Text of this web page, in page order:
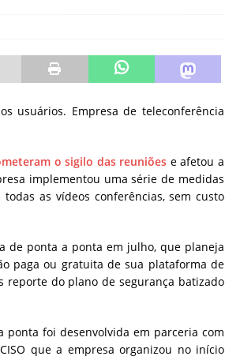
usuários. Empresa de teleconferência
o sigilo das reuniões e afetou a
implementou uma série de medidas
as vídeos conferências, sem custo
de ponta a ponta em julho, que planeja
paga ou gratuita de sua plataforma de
do plano de segurança batizado
ponta foi desenvolvida em parceria com
que a empresa organizou no início